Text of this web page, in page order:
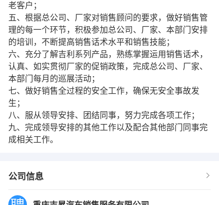
老客户；
五、根据总公司、厂家对销售顾问的要求，做好销售管
理的每一个环节，积极参加总公司、厂家、本部门安排
的培训，不断提高销售话术水平和销售技能；
六、充分了解吉利系列产品，熟练掌握运用销售话术，
认真、如实贯彻厂家的促销政策，完成总公司、厂家、
本部门每月的巡展活动；
七、做好销售全过程的安全工作，确保无安全事故发
生；
八、服从领导安排、团结同事，努力完成各项工作；
九、完成领导安排的其他工作以及配合其他部门同事完
成相关工作。
公司信息